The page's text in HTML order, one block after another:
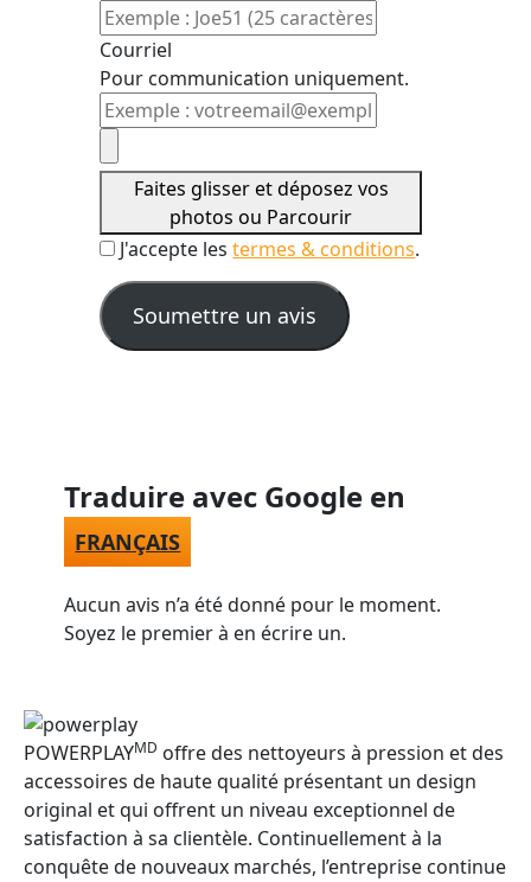
Courriel
Pour communication uniquement.
Faites glisser et déposez vos
photos ou Parcourir
J'accepte lestermes & conditions.
Soumettre un avis
Traduire avec Google en
FRANÇAIS
Aucun avis n’a été donné pour le moment.
Soyez le premier à en écrire un.
POWERPLAYMD offre des nettoyeurs à pression et des
accessoires de haute qualité présentant un design
original et qui offrent un niveau exceptionnel de
satisfaction à sa clientèle. Continuellement à la
conquête de nouveaux marchés, l’entreprise continue